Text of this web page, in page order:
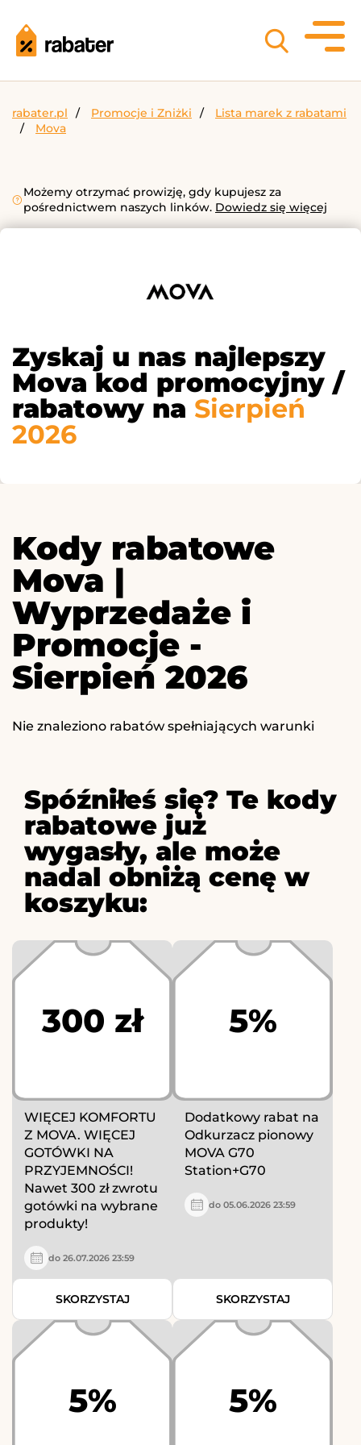
rabater.pl Promocje i Zniżki
Lista marek z rabatami
Mova
Możemy otrzymać prowizję, gdy kupujesz za
pośrednictwem naszych linków. Dowiedz się więcej
Zyskaj u nas najlepszy
Mova kod promocyjny /
rabatowy na Sierpień
2026
Kody rabatowe
Mova |
Wyprzedaże i
Promocje -
Sierpień 2026
Nie znaleziono rabatów spełniających warunki
Spóźniłeś się? Te kody
rabatowe już
wygasły, ale może
nadal obniżą cenę w
koszyku:
300 zł
WIĘCEJ KOMFORTU
Z MOVA. WIĘCEJ
GOTÓWKI NA
PRZYJEMNOŚCI!
Nawet 300 zł zwrotu
gotówki na wybrane
produkty!
do 26.07.2026 23:59
SKORZYSTAJ
5%
Dodatkowy rabat na
Odkurzacz pionowy
MOVA G70
Station+G70
do 05.06.2026 23:59
SKORZYSTAJ
5% 5%